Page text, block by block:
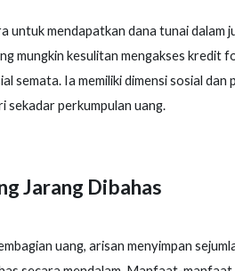
untuk mendapatkan dana tunai dalam
mungkin kesulitan mengakses kredit
semata. Ia memiliki dimensi sosial dan
sekadar perkumpulan uang.
Jarang Dibahas
uang, arisan menyimpan